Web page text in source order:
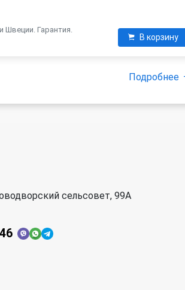
Швеции. Гарантия.
В корзину
Подробнее
сельсовет, 99А